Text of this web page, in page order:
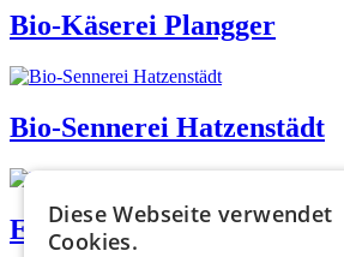
Bio-Käserei Plangger
Bio-Sennerei Hatzenstädt
Erler Bäck - Dorfbäckerei
Diese Webseite verwendet
Cookies.